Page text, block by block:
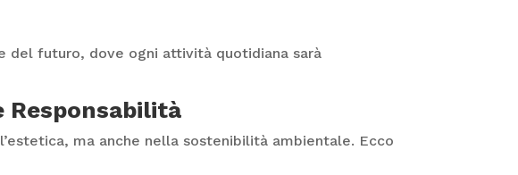
del futuro, dove ogni attività quotidiana sarà
Responsabilità
ma anche nella sostenibilità ambientale. Ecco